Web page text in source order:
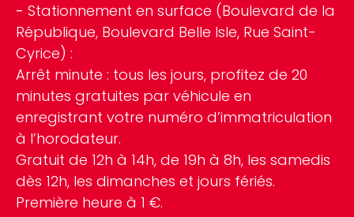
Stationnement en surface (Boulevard de la
République, Boulevard Belle Isle, Rue Saint-
Cyrice) :
Arrêt minute : tous les jours, profitez de 20
minutes gratuites par véhicule en
enregistrant votre numéro d’immatriculation
à l’horodateur.
Gratuit de 12h à 14h, de 19h à 8h, les samedis
dès 12h, les dimanches et jours fériés.
Première heure à 1 €.